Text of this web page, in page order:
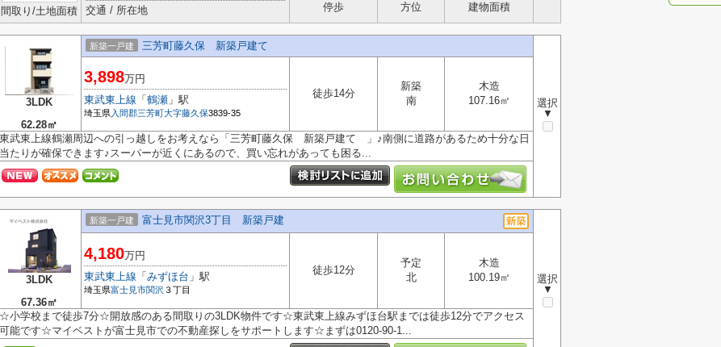
間取り/土地面積
交通 / 所在地
停歩
方位
建物面積
3LDK
62.28㎡
新築一戸建 三芳町藤久保 新築戸建て
選択
▼
3,898万円
東武東上線 「 鶴瀬 」駅
埼玉県入間郡三芳町大字藤久保3839-35
徒歩14分
新築
南
木造
107.16㎡
東武東上線鶴瀬周辺への引っ越しをお考えなら「三芳町藤久保 新築戸建て 」♪南側に道路があるため十分な日
当たりが確保できます♪スーパーが近くにあるので、買い忘れがあっても困る...
3LDK
67.36㎡
新築一戸建 富士見市関沢3丁目 新築戸建
選択
▼
4,180万円
東武東上線 「 みずほ台 」駅
埼玉県富士見市関沢 ３丁目
徒歩12分
予定
北
木造
100.19㎡
☆小学校まで徒歩7分☆開放感のある間取りの3LDK物件です☆東武東上線みずほ台駅までは徒歩12分でアクセス
可能です☆マイベストが富士見市での不動産探しをサポートします☆まずは0120-90-1...